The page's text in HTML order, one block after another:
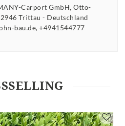
Carport GmbH Otto-
Trittau
Deutschland
bau.de +4941544777